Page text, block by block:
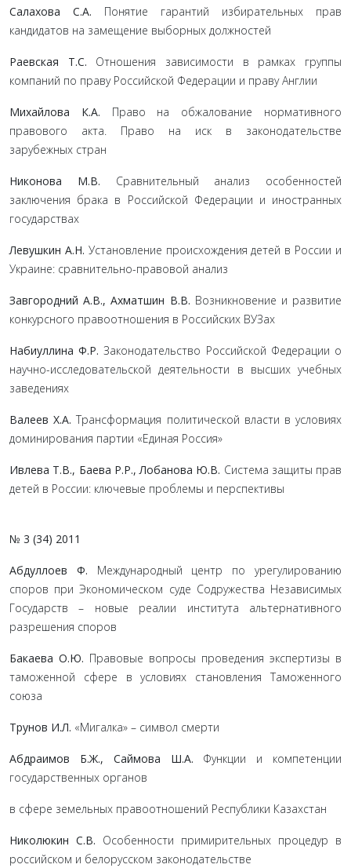
Салахова С.А. Понятие гарантий избирательных прав
кандидатов на замещение выборных должностей
Раевская Т.С. Отношения зависимости в рамках группы
компаний по праву Российской Федерации и праву Англии
Михайлова К.А. Право на обжалование нормативного
правового акта. Право на иск в законодательстве
зарубежных стран
Никонова М.В. Сравнительный анализ особенностей
заключения брака в Российской Федерации и иностранных
государствах
Левушкин А.Н. Установление происхождения детей в России и
Украине: сравнительно-правовой анализ
Завгородний А.В., Ахматшин В.В. Возникновение и развитие
конкурсного правоотношения в Российских ВУЗах
Набиуллина Ф.Р.Законодательство Российской Федерации о
научно-исследовательской деятельности в высших учебных
заведениях
Валеев Х.А.Трансформация политической власти в условиях
доминирования партии «Единая Россия»
Ивлева Т.В., Баева Р.Р., Лобанова Ю.В. Система защиты прав
детей в России: ключевые проблемы и перспективы
№ 3 (34) 2011
Абдуллоев Ф. Международный центр по урегулированию
споров при Экономическом суде Содружества Независимых
Государств – новые реалии института альтернативного
разрешения споров
Бакаева О.Ю. Правовые вопросы проведения экспертизы в
таможенной сфере в условиях становления Таможенного
союза
Трунов И.Л. «Мигалка» – символ смерти
Абдраимов Б.Ж., Саймова Ш.А. Функции и компетенции
государственных органов
в сфере земельных правоотношений Республики Казахстан
Николюкин С.В. Особенности примирительных процедур в
российском и белорусском законодательстве